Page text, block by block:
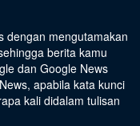
dengan mengutamakan
berita kamu
dan Google News
apabila kata kunci
kali didalam tulisan